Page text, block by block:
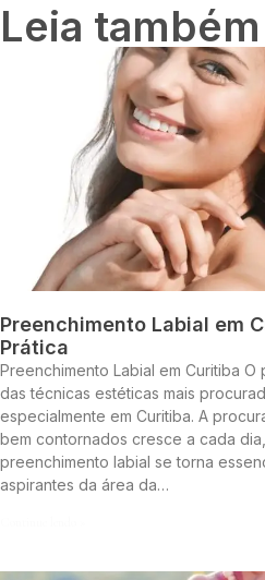
Leia também
Preenchimento Labial em
Prática
Preenchimento Labial em Curitiba
das técnicas estéticas mais
especialmente em Curitiba. A
bem contornados cresce a cada
preenchimento labial se torna
aspirantes da área da…